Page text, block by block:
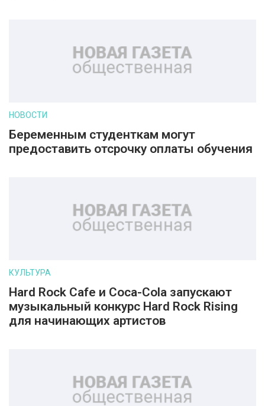
НОВОСТИ
Беременным студенткам могут
предоставить отсрочку оплаты обучения
КУЛЬТУРА
Hard Rock Cafe и Coca-Cola запускают
музыкальный конкурс Hard Rock Rising
для начинающих артистов